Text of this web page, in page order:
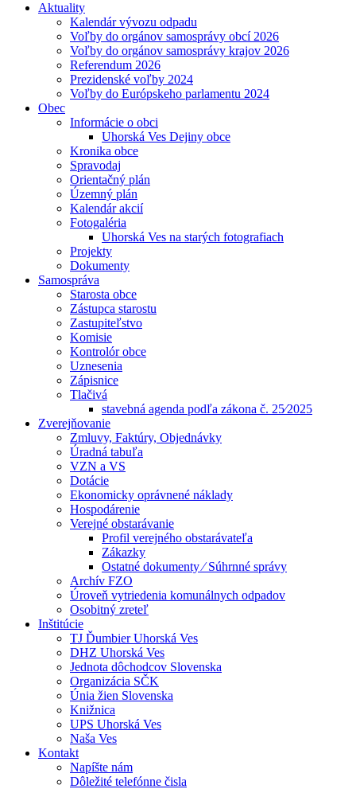
Aktuality
Kalendár vývozu odpadu
Voľby do orgánov samosprávy obcí 2026
Voľby do orgánov samosprávy krajov 2026
Referendum 2026
Prezidenské voľby 2024
Voľby do Európskeho parlamentu 2024
Obec
Informácie o obci
Uhorská Ves Dejiny obce
Kronika obce
Spravodaj
Orientačný plán
Územný plán
Kalendár akcií
Fotogaléria
Uhorská Ves na starých fotografiach
Projekty
Dokumenty
Samospráva
Starosta obce
Zástupca starostu
Zastupiteľstvo
Komisie
Kontrolór obce
Uznesenia
Zápisnice
Tlačivá
stavebná agenda podľa zákona č. 25⁄2025
Zverejňovanie
Zmluvy, Faktúry, Objednávky
Úradná tabuľa
VZN a VS
Dotácie
Ekonomicky oprávnené náklady
Hospodárenie
Verejné obstarávanie
Profil verejného obstarávateľa
Zákazky
Ostatné dokumenty ⁄ Súhrnné správy
Archív FZO
Úroveň vytriedenia komunálnych odpadov
Osobitný zreteľ
Inštitúcie
TJ Ďumbier Uhorská Ves
DHZ Uhorská Ves
Jednota dôchodcov Slovenska
Organizácia SČK
Únia žien Slovenska
Knižnica
UPS Uhorská Ves
Naša Ves
Kontakt
Napíšte nám
Dôležité telefónne čisla